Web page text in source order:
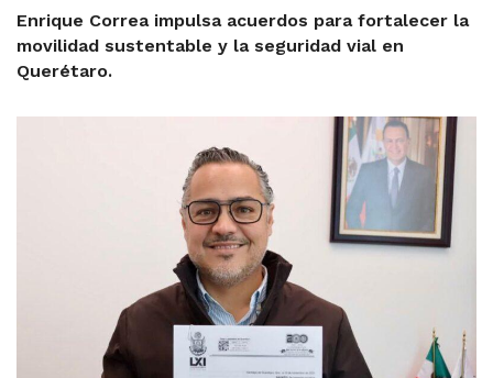
Enrique Correa impulsa acuerdos para fortalecer la
movilidad sustentable y la seguridad vial en
Querétaro.